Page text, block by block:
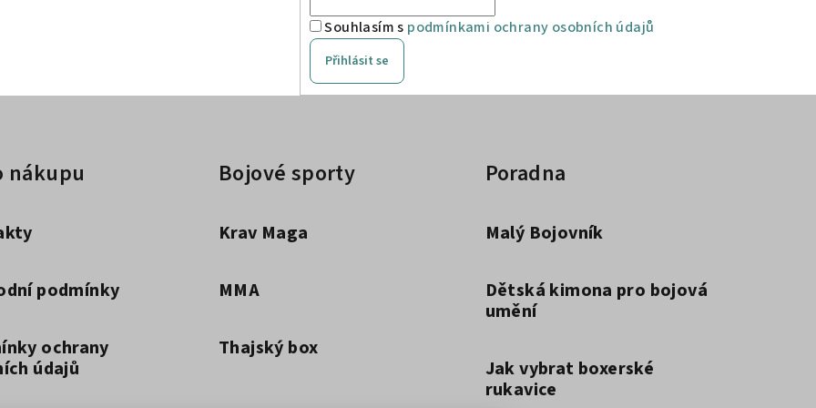
Souhlasím s podmínkami ochrany osobních údajů
Přihlásit se
nákupu
podmínky
ochrany
údajů
Bojové sporty
Krav Maga
MMA
Thajský box
Poradna
Malý Bojovník
Dětská kimona pro bojová
umění
Jak vybrat boxerské
rukavice